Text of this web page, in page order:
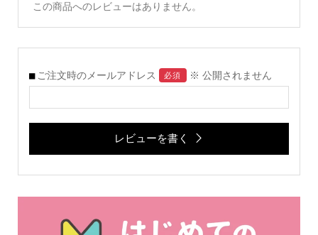
この商品へのレビューはありません。
ご注文時のメールアドレス 必須 ※ 公開されません
レビューを書く